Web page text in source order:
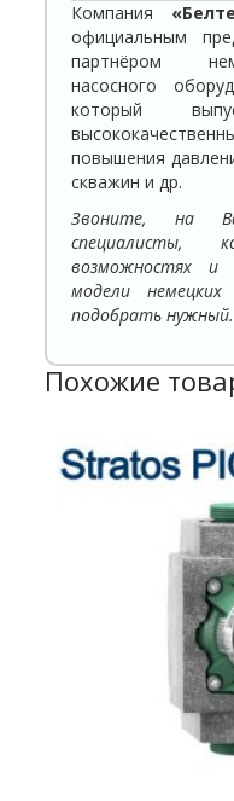
Компания
официальным
партнёром
насосного
который
повышения
скважин и др.
Звоните, на
специалисты,
возможностях и
модели немецких
подобрать нужный.
Похожие